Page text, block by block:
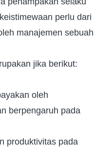
perlu dari
manajemen sebuah
jika berikut:
oleh
berpengaruh pada
produktivitas pada